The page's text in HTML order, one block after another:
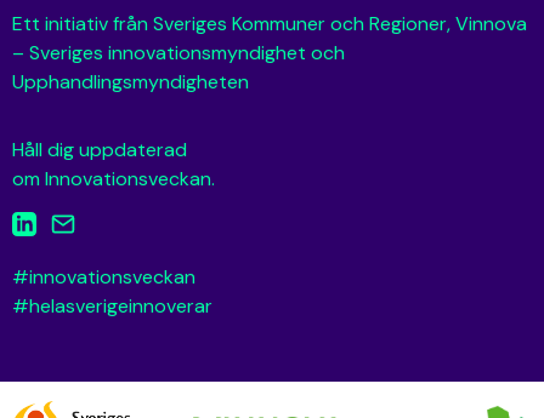
Ett initiativ från Sveriges Kommuner och Regioner, Vinnova
– Sveriges innovationsmyndighet och
Upphandlingsmyndigheten
Håll dig uppdaterad
om Innovationsveckan.
#innovationsveckan
#helasverigeinnoverar